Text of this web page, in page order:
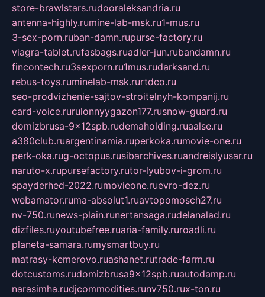
store-brawlstars.rudooraleksandria.ru
antenna-highly.rumine-lab-msk.ru1-mus.ru
3-sex-porn.ruban-damn.rupurse-factory.ru
viagra-tablet.rufasbags.ruadler-jun.rubandamn.ru
fincontech.ru3sexporn.ru1mus.rudarksand.ru
rebus-toys.ruminelab-msk.rurtdco.ru
seo-prodvizhenie-sajtov-stroitelnyh-kompanij.ru
card-voice.rurulonnyygazon177.rusnow-guard.ru
domizbrusa-9x12spb.rudemaholding.ruaalse.ru
a380club.ruargentinamia.ruperkoka.rumovie-one.ru
perk-oka.rug-octopus.rusibarchives.ruandreislyusar.ru
naruto-x.rupursefactory.rutor-lyubov-i-grom.ru
spayderhed-2022.rumovieone.ruevro-dez.ru
webamator.ruma-absolut1.ruavtopomosch27.ru
nv-750.runews-plain.runertansaga.rudelanalad.ru
dizfiles.ruyoutubefree.ruaria-family.ruroadli.ru
planeta-samara.rumysmartbuy.ru
matrasy-kemerovo.ruashanet.rutrade-farm.ru
dotcustoms.rudomizbrusa9x12spb.ruautodamp.ru
narasimha.rudjcommodities.runv750.rux-ton.ru